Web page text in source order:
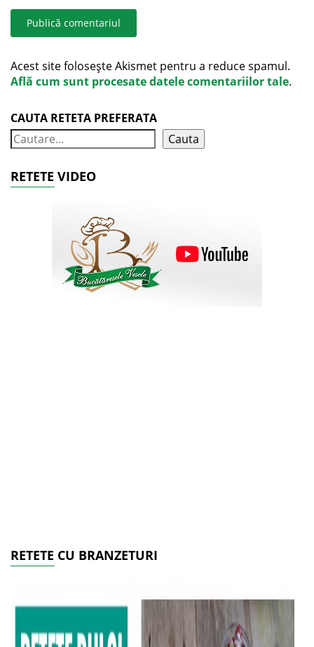
Acest site folosește Akismet pentru a reduce spamul.
Află cum sunt procesate datele comentariilor tale.
CAUTA RETETA PREFERATA
Cauta
RETETE VIDEO
RETETE CU BRANZETURI